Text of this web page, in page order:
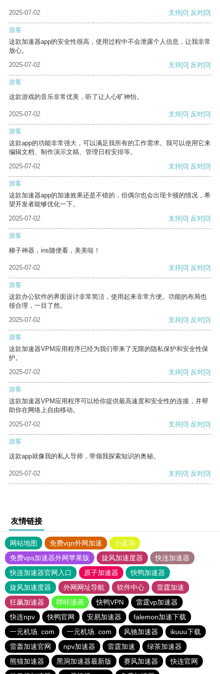
2025-07-02 支持[0] 反对[0]
游客
这款加速器app的安全性很高，使用过程中不会泄露个人信息，让我非常
放心。
2025-07-02
支持[0] 反对[0]
游客
这款游戏的音乐非常优美，听了让人心旷神怡。
2025-07-02 支持[0] 反对[0]
游客
这款app的功能非常强大，可以满足我所有的工作需求。我可以使用它来
编辑文档、制作演示文稿、管理日程安排等。
2025-07-02
支持[0] 反对[0]
游客
这款加速器app的加速效果还是不错的，但偶尔也会出现卡顿的情况，希
望开发者能够优化一下。
2025-07-02
支持[0] 反对[0]
游客
梯子神器，ins随便看，美美哒！
2025-07-02 支持[0] 反对[0]
游客
这款办公软件的界面设计非常简洁，使用起来非常方便。功能的布局也
很合理，一目了然。
2025-07-02
支持[0] 反对[0]
游客
这款加速器VPM应用程序已经为我们带来了无限的隐私保护和安全性保
护。
2025-07-02
支持[0] 反对[0]
游客
这款加速器VPM应用程序可以给你提供最高速度和安全性的连接，并帮
助你在网络上自由移动。
2025-07-02
支持[0] 反对[0]
游客
这款app就像我的私人导师，带领我探索知识的奥秘。
2025-07-02 支持[0] 反对[0]
友情链接
网站地图 免费vqn外网加速
小蓝鸟
免费vps加速器外网苹果版
旋风加速度器
快连加速器
快连加速器官网入口
原子加速器
快鸭加速器
旋风加速度器
外网网址导航 软件中心
雷霆加速
狂飙加速器
哔咔漫画 快鸭VPN
雷霆vp加速器
快连npv
快鸭官网 安易加速器
falemon加速下载
一元机场. com
一元机场. com 风驰加速器
ikuuu下载
雷轰加速官网
npv加速器 雷霆加速
绿茶加速器
熊猫加速器
黑洞加速器最新版 赛风加速器
快连官网